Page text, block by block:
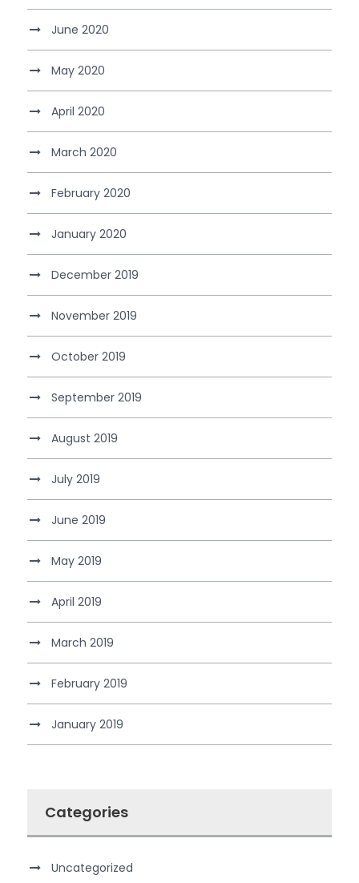
June 2020
May 2020
April 2020
March 2020
February 2020
January 2020
December 2019
November 2019
October 2019
September 2019
August 2019
July 2019
June 2019
May 2019
April 2019
March 2019
February 2019
January 2019
Categories
Uncategorized